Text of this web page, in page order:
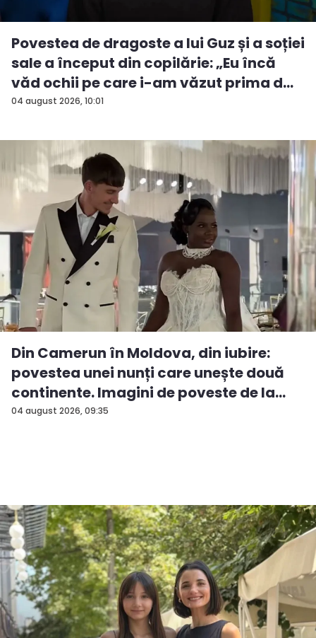
04 august 2026, 10:01
Povestea de dragoste a lui Guz și a soției
sale a început din copilărie: „Eu încă
văd ochii pe care i-am văzut prima d...
04 august 2026, 09:35
Din Camerun în Moldova, din iubire:
povestea unei nunți care unește două
continente. Imagini de poveste de la
ev...